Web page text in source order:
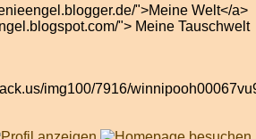
">Meine Welt</a>
"> Meine Tauschwelt